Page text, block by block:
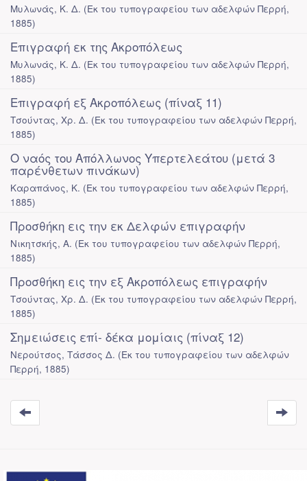
Μυλωνάς, Κ. Δ. (Εκ του τυπογραφείου των αδελφών Περρή,
1885)
Επιγραφή εκ της Ακροπόλεως
Μυλωνάς, Κ. Δ. (Εκ του τυπογραφείου των αδελφών Περρή,
1885)
Επιγραφή εξ Ακροπόλεως (πίναξ 11)
Τσούντας, Χρ. Δ. (Εκ του τυπογραφείου των αδελφών Περρή,
1885)
Ο ναός του Απόλλωνος Υπερτελεάτου (μετά 3
παρένθετων πινάκων)
Καραπάνος, Κ. (Εκ του τυπογραφείου των αδελφών Περρή,
1885)
Προσθήκη εις την εκ Δελφών επιγραφήν
Νικητσκής, Α. (Εκ του τυπογραφείου των αδελφών Περρή,
1885)
Προσθήκη εις την εξ Ακροπόλεως επιγραφήν
Τσούντας, Χρ. Δ. (Εκ του τυπογραφείου των αδελφών Περρή,
1885)
Σημειώσεις επί- δέκα μομίαις (πίναξ 12)
Νερούτσος, Τάσσος Δ. (Εκ του τυπογραφείου των αδελφών
Περρή, 1885)